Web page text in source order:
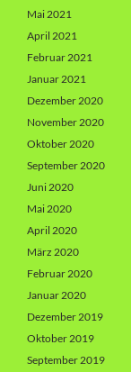
Mai 2021
April 2021
Februar 2021
Januar 2021
Dezember 2020
November 2020
Oktober 2020
September 2020
Juni 2020
Mai 2020
April 2020
März 2020
Februar 2020
Januar 2020
Dezember 2019
Oktober 2019
September 2019